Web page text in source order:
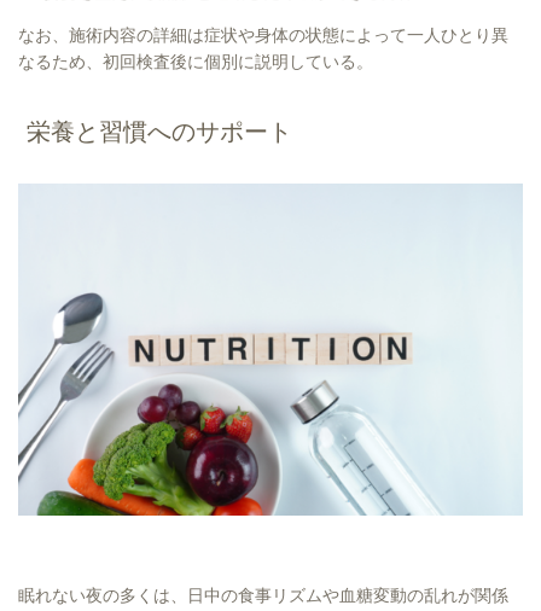
なお、施術内容の詳細は症状や身体の状態によって一人ひとり異
なるため、初回検査後に個別に説明している。
栄養と習慣へのサポート
眠れない夜の多くは、日中の食事リズムや血糖変動の乱れが関係